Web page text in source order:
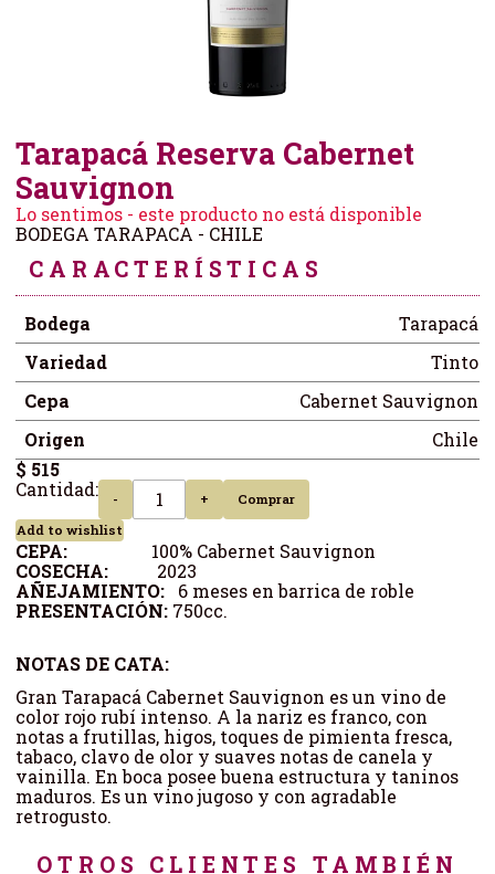
Tarapacá Reserva Cabernet
Sauvignon
Lo sentimos - este producto no está disponible
BODEGA TARAPACA - CHILE
CARACTERÍSTICAS
Bodega
Tarapacá
Variedad
Tinto
Cepa
Cabernet Sauvignon
Origen
Chile
$ 515
Cantidad:
- +
Comprar
Add to wishlist
CEPA: 100% Cabernet Sauvignon
COSECHA: 2023
AÑEJAMIENTO: 6 meses en barrica de roble
PRESENTACIÓN: 750cc.
NOTAS DE CATA:
Gran Tarapacá Cabernet Sauvignon es un vino de
color rojo rubí intenso. A la nariz es franco, con
notas a frutillas, higos, toques de pimienta fresca,
tabaco, clavo de olor y suaves notas de canela y
vainilla. En boca posee buena estructura y taninos
maduros. Es un vino jugoso y con agradable
retrogusto.
OTROS CLIENTES TAMBIÉN